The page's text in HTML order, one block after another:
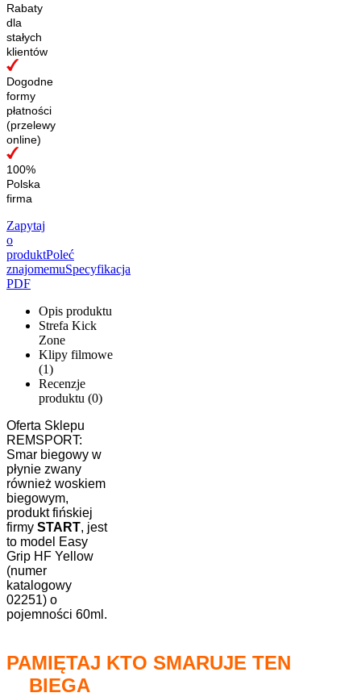
Rabaty
dla
stałych
klientów
Dogodne
formy
płatności
(przelewy
online)
100%
Polska
firma
Zapytaj
o
produktPoleć
znajomemuSpecyfikacja
PDF
Opis produktu
Strefa Kick
Zone
Klipy filmowe
(1)
Recenzje
produktu (0)
Oferta Sklepu
REMSPORT:
Smar biegowy w
płynie zwany
również woskiem
biegowym,
produkt fińskiej
firmy START, jest
to model Easy
Grip HF Yellow
(numer
katalogowy
02251) o
pojemności 60ml.
PAMIĘTAJ KTO SMARUJE TEN
BIEGA